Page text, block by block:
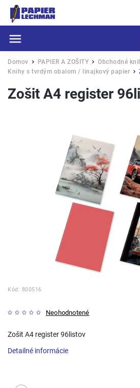
Domov / PAPIER A ZOŠITY / Obchodné
Knihy s tvrdým obalom / linajkový papier /
Zošit A4 register
Kód: 800516
Neohodnotené
Zošit A4 register 96listov
Detailné informácie